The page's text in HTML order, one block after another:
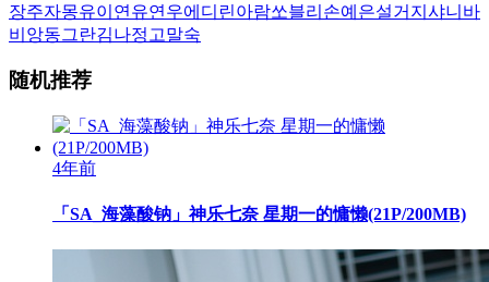
장주자몽유이 연유연우에디린아람쏘블리 손예은설거지 샤니 바
비앙동그란김나정 고말숙
随机推荐
4年前
「SA_海藻酸钠」神乐七奈 星期一的慵懒(21P/200MB)